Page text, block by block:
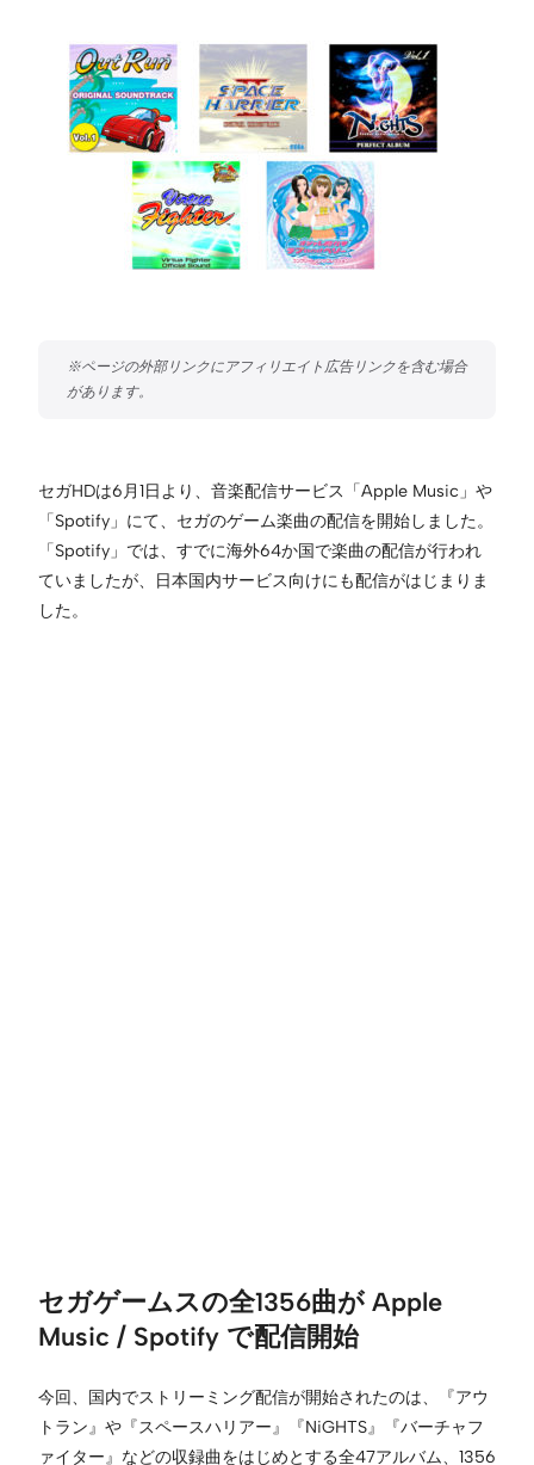
セガHDは6月1日より、音楽配信サービス「Apple Music」や
「Spotify」にて、セガのゲーム楽曲の配信を開始しました。
「Spotify」では、すでに海外64か国で楽曲の配信が行われ
ていましたが、日本国内サービス向けにも配信がはじまりま
した。
セガゲームスの全1356曲が Apple
Music / Spotify で配信開始
今回、国内でストリーミング配信が開始されたのは、『アウ
トラン』や『スペースハリアー』『NiGHTS』『バーチャフ
ァイター』などの収録曲をはじめとする全47アルバム、1356